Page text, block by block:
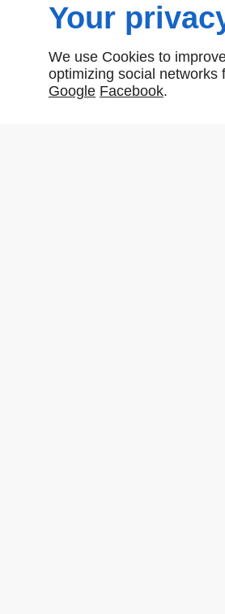
Your
We use Cookies to
optimizing social networks
Google Facebook.